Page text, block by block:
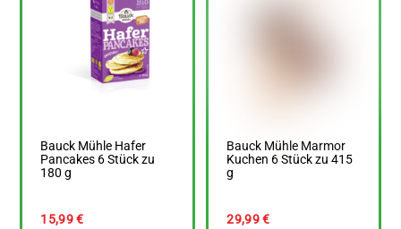
Bauck Mühle Hafer
Pancakes 6 Stück zu
180 g
15,99€
Bauck Mühle Marmor
Kuchen 6 Stück zu 415
g
29,99€